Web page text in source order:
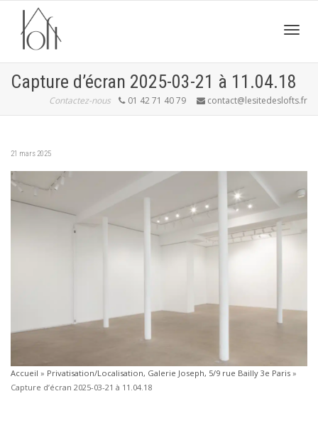
Capture d’écran 2025-03-21 à 11.04.18
Contactez-nous 01 42 71 40 79 contact@lesitedeslofts.fr
21 mars 2025
Accueil » Privatisation/Localisation, Galerie Joseph, 5/9 rue Bailly 3e Paris »
Capture d’écran 2025-03-21 à 11.04.18